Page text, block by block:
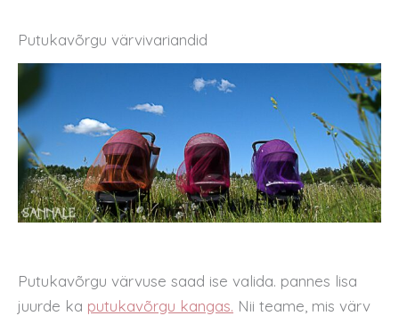
Putukavõrgu värvivariandid
Putukavõrgu värvuse saad ise valida. pannes lisa
juurde ka putukavõrgu kangas. Nii teame, mis värv